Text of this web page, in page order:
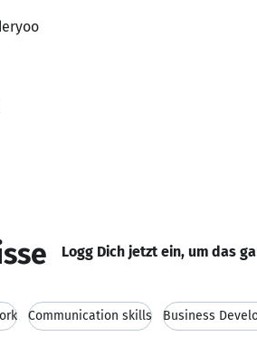
Logg Dich jetzt ein, um das
Communication skills Business